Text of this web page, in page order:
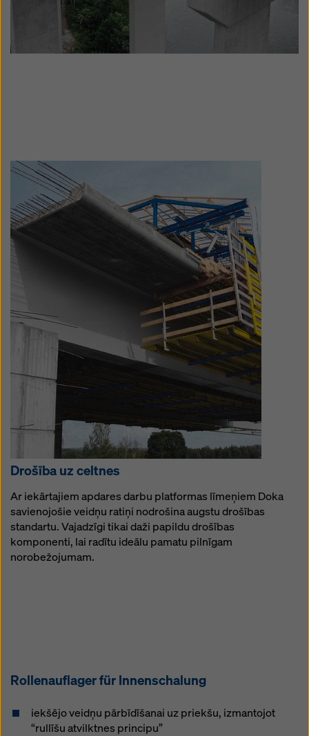
Drošība uz celtnes
Ar iekārtajiem apdares darbu platformas līmeņiem Doka
savienojošie veidņu ratiņi nodrošina augstu drošības
standartu. Vajadzīgi tikai daži papildu drošības
komponenti, lai radītu ideālu pamatu pilnīgam
norobežojumam.
Rol­len­aufla­ger für In­nen­scha­lung
iekšējo veidņu pārbīdīšanai uz priekšu, izmantojot
“rullīšu atvilktnes principu”